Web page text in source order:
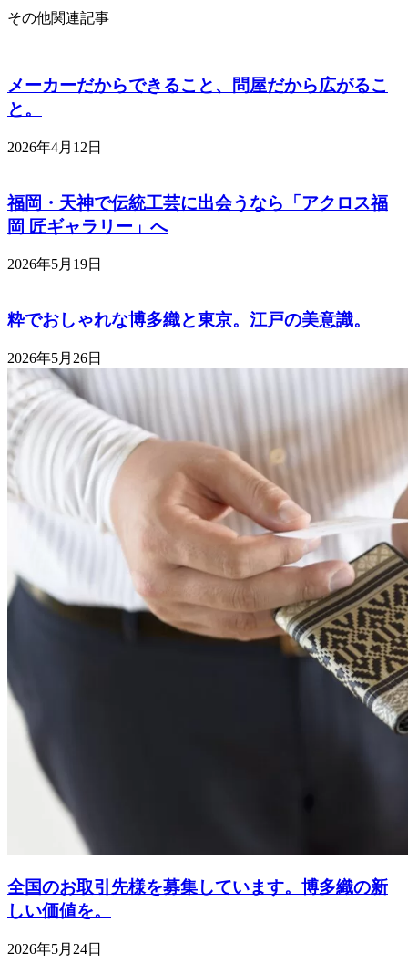
その他関連記事
メーカーだからできること、問屋だから広がるこ
と。
2026年4月12日
福岡・天神で伝統工芸に出会うなら「アクロス福
岡 匠ギャラリー」へ
2026年5月19日
粋でおしゃれな博多織と東京。江戸の美意識。
2026年5月26日
全国のお取引先様を募集しています。博多織の新
しい価値を。
2026年5月24日